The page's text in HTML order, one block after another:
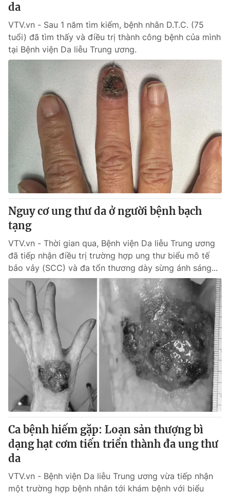
da
VTV.vn - Sau 1 năm tìm kiếm, bệnh nhân D.T.C. (75
tuổi) đã tìm thấy và điều trị thành công bệnh của mình
tại Bệnh viện Da liễu Trung ương.
Nguy cơ ung thư da ở người bệnh bạch
tạng
VTV.vn - Thời gian qua, Bệnh viện Da liễu Trung ương
đã tiếp nhận điều trị trường hợp ung thư biểu mô tế
bảo vảy (SCC) và đa tổn thương dày sừng ánh sáng...
Ca bệnh hiếm gặp: Loạn sản thượng bì
dạng hạt cơm tiến triển thành đa ung thư
da
VTV.vn - Bệnh viện Da liễu Trung ương vừa tiếp nhận
một trường hợp bệnh nhân tới khám bệnh với biểu